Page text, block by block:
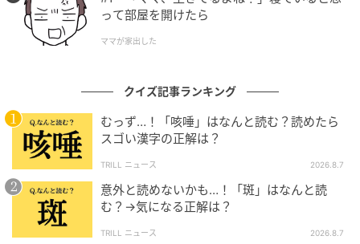
って部屋を開けたら
ママが家出した
クイズ記事ランキング
むっず…！「咳唾」はなんと読む？読めたら
スゴい漢字の正解は？
TRILL ニュース 2026.8.7
意外と読めないかも…！「斑」はなんと読
む？→気になる正解は？
TRILL ニュース 2026.8.7